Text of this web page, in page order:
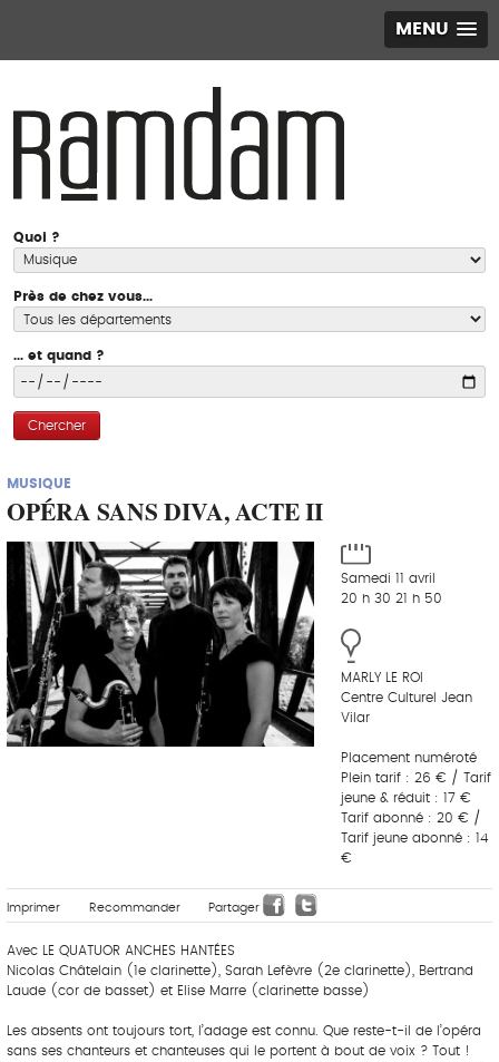
MENU
Quoi ?
Près de chez vous...
... et quand ?
Chercher
MUSIQUE
OPÉRA SANS DIVA, ACTE II
Samedi 11 avril
20 h 30 21 h 50
MARLY LE ROI
Centre Culturel Jean
Vilar
Placement numéroté
Plein tarif : 26 € / Tarif
jeune & réduit : 17 €
Tarif abonné : 20 € /
Tarif jeune abonné : 14
€
Imprimer Recommander Partager
Avec LE QUATUOR ANCHES HANTÉES
Nicolas Châtelain (1e clarinette), Sarah Lefèvre (2e clarinette), Bertrand
Laude (cor de basset) et Elise Marre (clarinette basse)
Les absents ont toujours tort, l’adage est connu. Que reste-t-il de l’opéra
sans ses chanteurs et chanteuses qui le portent à bout de voix ? Tout !